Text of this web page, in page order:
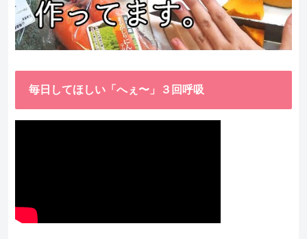
毎日してほしい「へぇ〜」３回呼吸